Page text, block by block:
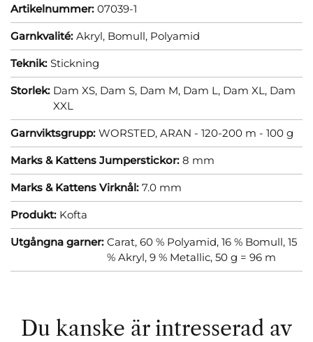
Artikelnummer: 07039-1
Garnkvalité: Akryl, Bomull, Polyamid
Teknik: Stickning
Storlek: Dam XS, Dam S, Dam M, Dam L, Dam XL, Dam
XXL
Garnviktsgrupp: WORSTED, ARAN - 120-200 m - 100 g
Marks & Kattens Jumperstickor: 8 mm
Marks & Kattens Virknål: 7.0 mm
Produkt: Kofta
Utgångna garner: Carat, 60 % Polyamid, 16 % Bomull, 15
% Akryl, 9 % Metallic, 50 g = 96 m
Du kanske är intresserad av